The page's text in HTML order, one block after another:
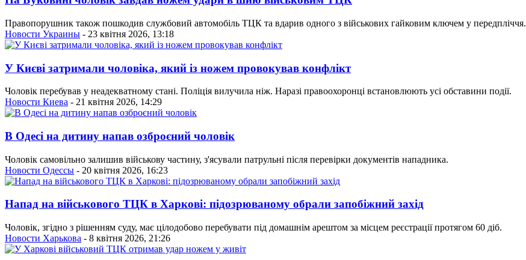
Правопорушник також пошкодив службовий автомобіль ТЦК та вдарив одного з військових гайковим ключем у передпліччя.
Новости Украины - 23 квітня 2026, 13:18
У Києві затримали чоловіка, який із ножем провокував конфлікт
Чоловік перебував у неадекватному стані. Поліція вилучила ніж. Наразі правоохоронці встановлюють усі обставини події.
Новости Киева - 21 квітня 2026, 14:29
В Одесі на дитину напав озброєний чоловік
Чоловік самовільно залишив військову частину, з'ясували патрульні після перевірки документів нападника.
Новости Одессы - 20 квітня 2026, 16:23
Напад на військового ТЦК в Харкові: підозрюваному обрали запобіжний захід
Чоловік, згідно з рішенням суду, має цілодобово перебувати під домашнім арештом за місцем реєстрації протягом 60 діб.
Новости Харькова - 8 квітня 2026, 21:26